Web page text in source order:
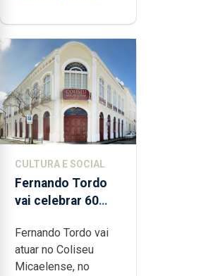
CULTURA E SOCIAL
Fernando Tordo
vai celebrar 60
no Coliseu
Micaelense
Fernando Tordo vai
atuar no Coliseu
Micaelense, no